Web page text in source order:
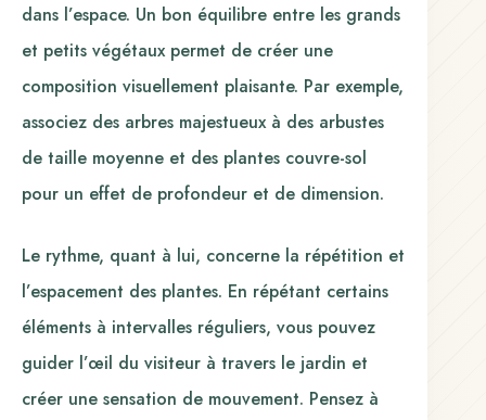
dans l’espace. Un bon équilibre entre les grands
et petits végétaux permet de créer une
composition visuellement plaisante. Par exemple,
associez des arbres majestueux à des arbustes
de taille moyenne et des plantes couvre-sol
pour un effet de profondeur et de dimension.
Le rythme, quant à lui, concerne la répétition et
l’espacement des plantes. En répétant certains
éléments à intervalles réguliers, vous pouvez
guider l’œil du visiteur à travers le jardin et
créer une sensation de mouvement. Pensez à